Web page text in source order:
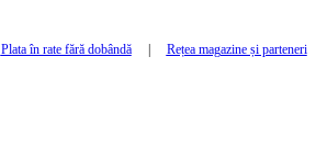
Plata în rate fără dobândă| Rețea magazine și parteneri